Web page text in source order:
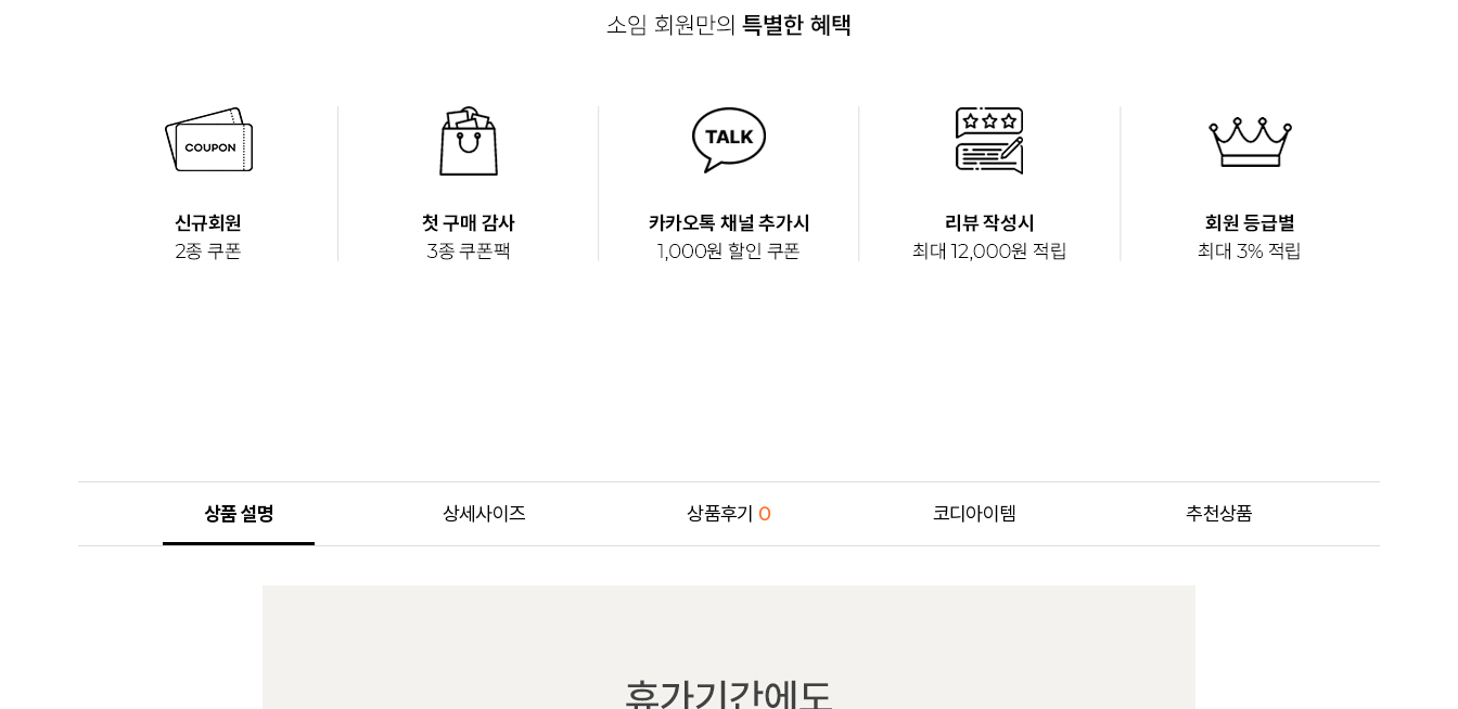
상품 설명 상세사이즈 상품후기0 코디아이템 추천상품